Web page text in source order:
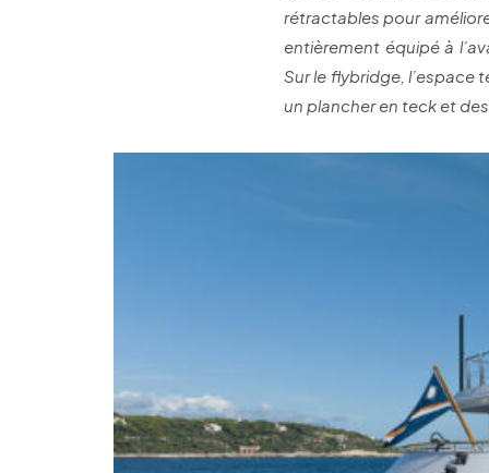
rétractables pour
entièrement équipé à
Sur le flybridge, l’espace
un plancher en teck et